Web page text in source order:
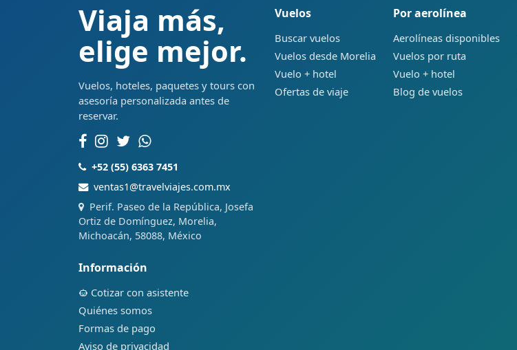
Viaja más,
elige mejor.
Vuelos, hoteles, paquetes y tours con
asesoría personalizada antes de
reservar.
+52 (55) 6363 7451
ventas1@travelviajes.com.mx
Perif. Paseo de la República, Josefa
Ortiz de Domínguez, Morelia,
Michoacán, 58088, México
Vuelos
Buscar vuelos
Vuelos desde Morelia
Vuelo + hotel
Ofertas de viaje
Por aerolínea
Aerolíneas disponibles
Vuelos por ruta
Vuelo + hotel
Blog de vuelos
Información
Cotizar con asistente
Quiénes somos
Formas de pago
Aviso de privacidad